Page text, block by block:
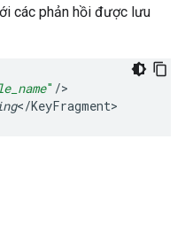
các phản hồi được lưu
" />
</KeyFragment>